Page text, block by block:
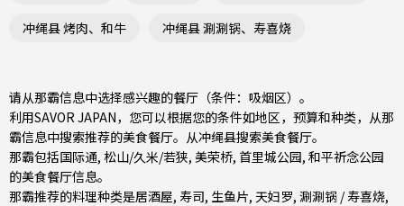
冲绳县 烤肉、和牛 冲绳县 涮涮锅、寿喜烧
请从那霸信息中选择感兴趣的餐厅（条件：吸烟区）。
利用SAVOR JAPAN，您可以根据您的条件如地区，预算和种类，从那
霸信息中搜索推荐的美食餐厅。从冲绳县搜索美食餐厅。
那霸包括国际通, 松山/久米/若狭, 美荣桥, 首里城公园, 和平祈念公园
的美食餐厅信息。
那霸推荐的料理种类是居酒屋, 寿司, 生鱼片, 天妇罗, 涮涮锅 / 寿喜烧,